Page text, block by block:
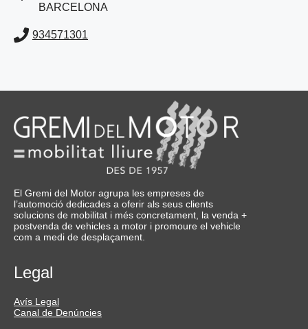
BARCELONA
934571301
El Gremi del Motor agrupa les empreses de
l’automoció dedicades a oferir als seus clients
solucions de mobilitat i més concretament, la venda +
postvenda de vehicles a motor i promoure el vehicle
com a medi de desplaçament.
Legal
Avís Legal
Canal de Denúncies